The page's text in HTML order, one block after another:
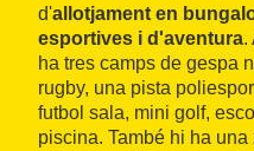
d'allotjament en
esportives i d'aventura.
ha tres camps de gespa
rugby, una pista
futbol sala, mini golf,
piscina. També hi ha